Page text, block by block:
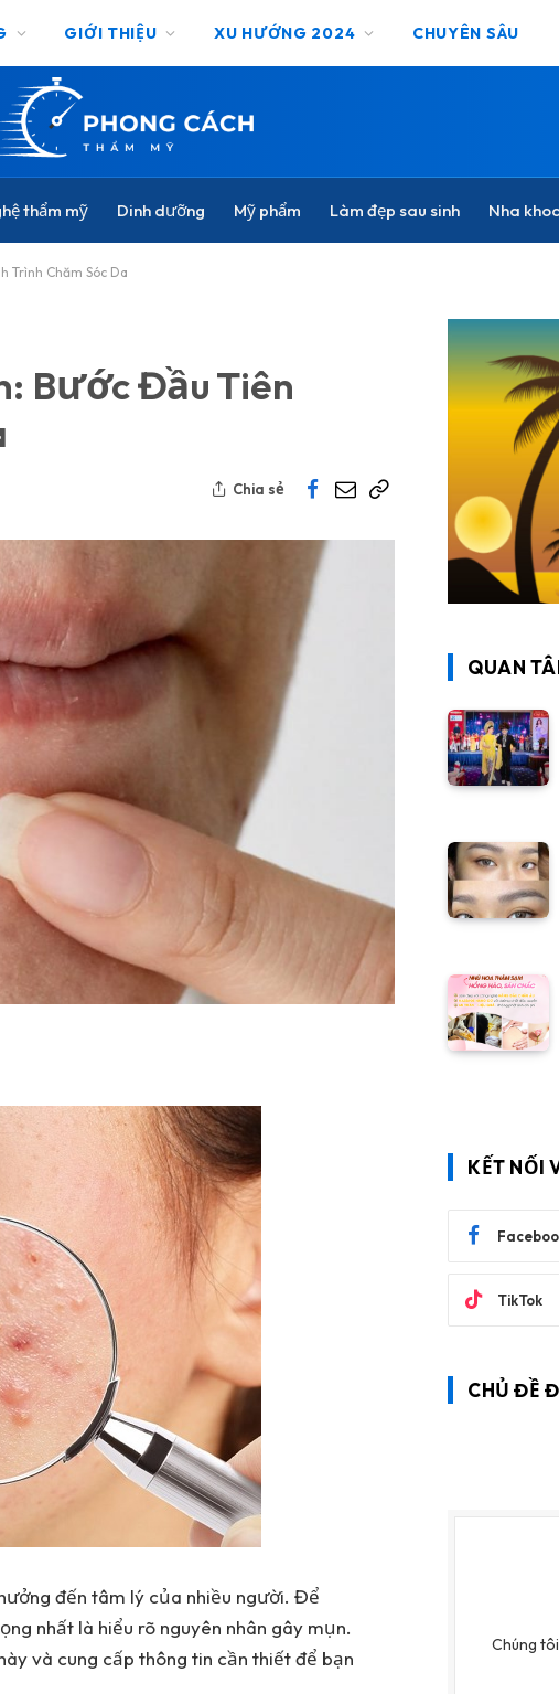
GIỚI THIỆU XU HƯỚNG 2024 CHUYÊN SÂU
thẩm mỹ Dinh dưỡng Mỹ phẩm Làm đẹp sau sinh Nha
Trình Chăm Sóc Da
Bước Đầu Tiên
Chia sẻ
đến tâm lý của nhiều người. Để
nhất là hiểu rõ nguyên nhân gây mụn.
và cung cấp thông tin cần thiết để bạn
QUAN
KẾT NỐI
TikTok
CHỦ ĐỀ
Chúng